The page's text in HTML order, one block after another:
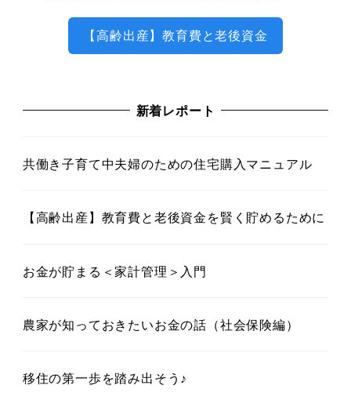
【高齢出産】教育費と老後資金
新着レポート
共働き子育て中夫婦のための住宅購入マニュアル
【高齢出産】教育費と老後資金を賢く貯めるために
お金が貯まる＜家計管理＞入門
農家が知っておきたいお金の話（社会保険編）
移住の第一歩を踏み出そう♪